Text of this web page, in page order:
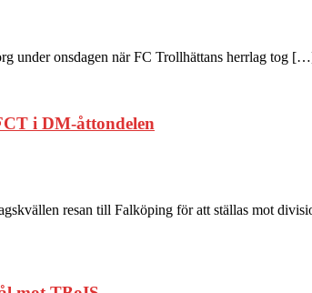
under onsdagen när FC Trollhättans herrlag tog
i DM-åttondelen
resan till Falköping för att ställas mot